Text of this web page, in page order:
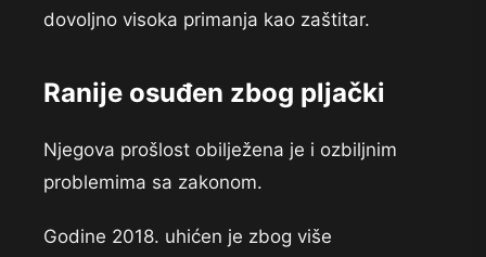
dovoljno visoka primanja kao zaštitar.
Ranije osuđen zbog pljački
Njegova prošlost obilježena je i ozbiljnim
problemima sa zakonom.
Godine 2018. uhićen je zbog više